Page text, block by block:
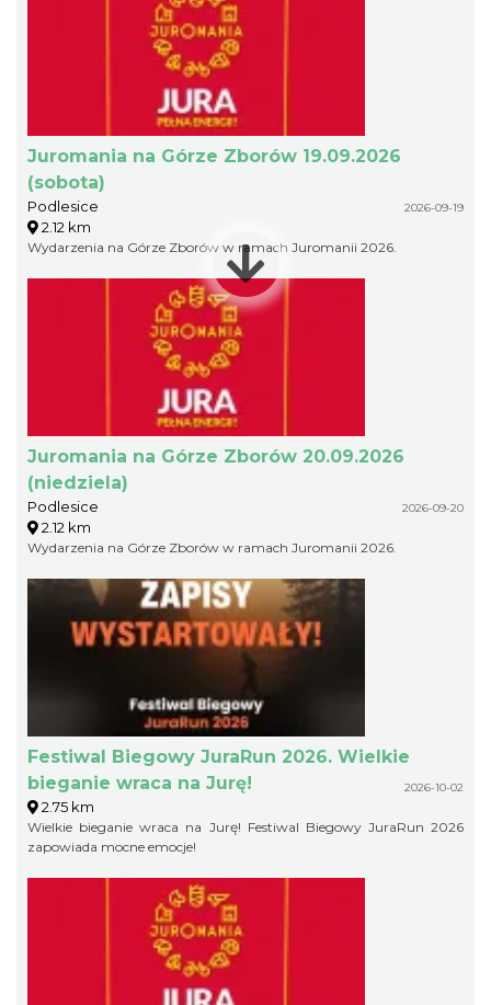
Juromania na Górze Zborów 19.09.2026
(sobota)
Podlesice 2026-09-19
2.12 km
Wydarzenia na Górze Zborów w ramach Juromanii 2026.
Juromania na Górze Zborów 20.09.2026
(niedziela)
Podlesice 2026-09-20
2.12 km
Wydarzenia na Górze Zborów w ramach Juromanii 2026.
Festiwal Biegowy JuraRun 2026. Wielkie
bieganie wraca na Jurę!
2026-10-02
2.75 km
Wielkie bieganie wraca na Jurę! Festiwal Biegowy JuraRun 2026
zapowiada mocne emocje!